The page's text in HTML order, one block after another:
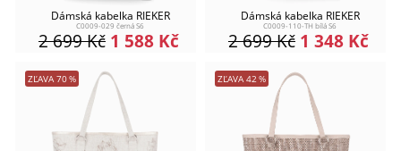
Dámská kabelka RIEKER
C0009-029 černá S6
1 588 Kč
2 699Kč
Dámská kabelka RIEKER
C0009-110-TH bílá S6
1 348 Kč
2 699Kč
ZĽAVA 70% ZĽAVA 42%